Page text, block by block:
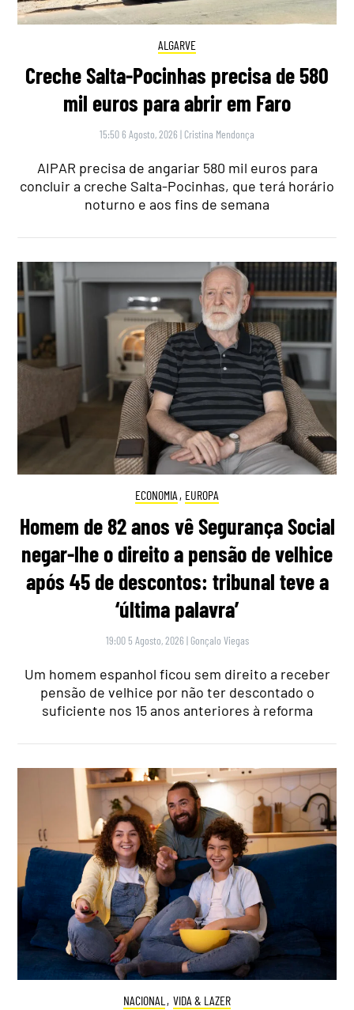
ALGARVE
Creche Salta-Pocinhas precisa de 580
mil euros para abrir em Faro
15:50 6 Agosto, 2026 | Cristina Mendonça
AIPAR precisa de angariar 580 mil euros para
concluir a creche Salta-Pocinhas, que terá horário
noturno e aos fins de semana
ECONOMIA , EUROPA
Homem de 82 anos vê Segurança Social
negar-lhe o direito a pensão de velhice
após 45 de descontos: tribunal teve a
‘última palavra’
19:00 5 Agosto, 2026 | Gonçalo Viegas
Um homem espanhol ficou sem direito a receber
pensão de velhice por não ter descontado o
suficiente nos 15 anos anteriores à reforma
NACIONAL , VIDA & LAZER